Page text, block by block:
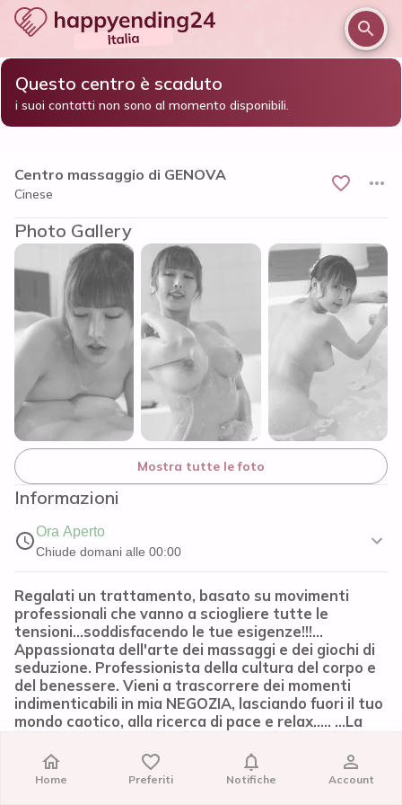
Home / Genova e provincia / Genova
Centro massaggio di GENOVA
Questo centro è scaduto
i suoi contatti non sono al momento disponibili.
Centro massaggio di GENOVA
Cinese
Photo Gallery
Mostra tutte le foto
Informazioni
Ora Aperto
Chiude domani alle 00:00
Regalati un trattamento, basato su movimenti
professionali che vanno a sciogliere tutte le
tensioni...soddisfacendo le tue esigenze!!!...
Appassionata dell'arte dei massaggi e dei giochi di
seduzione. Professionista della cultura del corpo e
del benessere. Vieni a trascorrere dei momenti
indimenticabili in mia NEGOZIA, lasciando fuori il tuo
mondo caotico, alla ricerca di pace e relax..... ...La
meraviglioso TANTRA... Che ama vivere momenti
intensi, quelli che tolgono il respiro, regalando
Home Preferiti Notifiche Account
Home Preferiti Notifiche Account